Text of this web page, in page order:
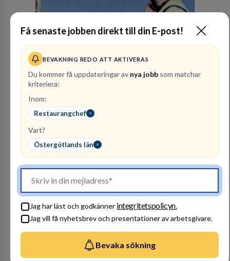
Få senaste jobben direkt till din E-post!
BEVAKNING REDO ATT AKTIVERAS
Du kommer få uppdateringar av nya jobb som matchar
kriteriera:
Inom:
Restaurangchef
Vart?
Östergötlands län
Jag har läst och godkänner integritetspolicyn.
Jag vill få nyhetsbrev och presentationer av arbetsgivare.
Bevaka sökning
305lediga jobb
Hos oss på Vattenfall får du möjlighet att ta
stegen som driver dig och utvecklingen framåt.
En av våra främsta utmaningar är att hitta nya,
effektiva och förnybara energikällor för
en hållbar framtid. För att lyckas behöver vi bli
fler medarbetare som vill göra skillnad.
Besök profil